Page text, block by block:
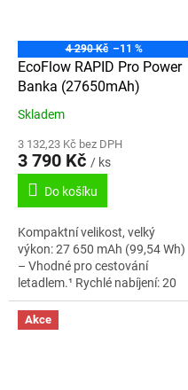
4 290 Kč –11 %
EcoFlow RAPID Pro Power
Banka (27650mAh)
Skladem
3 132,23 Kč bez DPH
3 790 Kč / ks
Do košíku
Kompaktní velikost, velký
výkon: 27 650 mAh (99,54 Wh)
– Vhodné pro cestování
letadlem.¹ Rychlé nabíjení: 20
minut na 80 % s nabíjecí stanicí
EcoFlow RAPID Pro 320 W.²
300W...
Akce